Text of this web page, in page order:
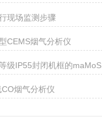
现场监测步骤
CEMS烟气分析仪
级IP55封闭机框的maMoS
烟气分析仪